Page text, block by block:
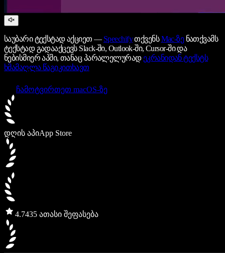
საუბარი ტექსტად აქციეთ — SpeechifyთქვენსMac-ზენათქვამს
ტექსტად გადააქცევს Slack-ში, Outlook-ში, Cursor-ში და
ნებისმიერ აპში, თანაც პარალელურად ეკრანიდან ტექსტს
ხმამაღლა წაგიკითხავთ
ჩამოტვირთეთ macOS-ზე
დღის აპიApp Store
4.7435 ათასი შეფასება